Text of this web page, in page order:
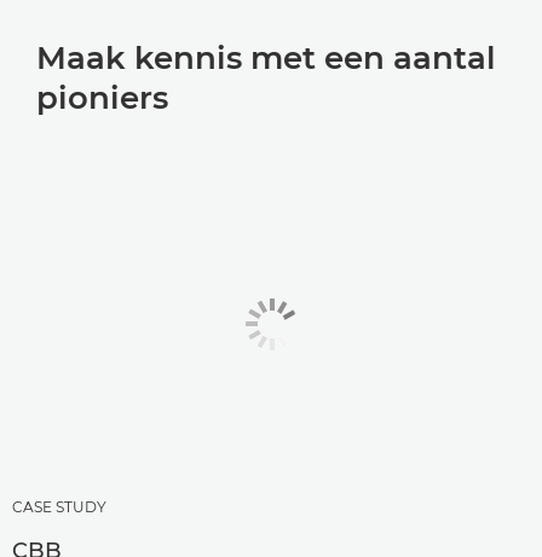
Maak kennis met een aantal
pioniers
CASE STUDY
CBB